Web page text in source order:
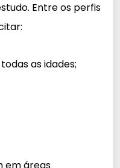
Entre os perfis
as idades;